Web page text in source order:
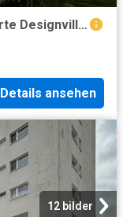
Wo Plusenergie* Realität ist bewährte Designvilla in hochwertiger Qualität
Details ansehen
12 bilder